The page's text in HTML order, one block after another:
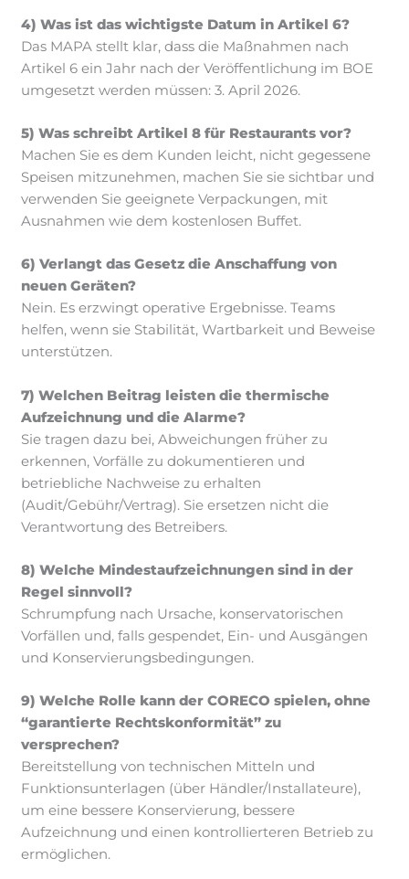
4) Was ist das wichtigste Datum in Artikel 6?
Das MAPA stellt klar, dass die Maßnahmen nach
Artikel 6 ein Jahr nach der Veröffentlichung im BOE
umgesetzt werden müssen: 3. April 2026.
5) Was schreibt Artikel 8 für Restaurants vor?
Machen Sie es dem Kunden leicht, nicht gegessene
Speisen mitzunehmen, machen Sie sie sichtbar und
verwenden Sie geeignete Verpackungen, mit
Ausnahmen wie dem kostenlosen Buffet.
6) Verlangt das Gesetz die Anschaffung von
neuen Geräten?
Nein. Es erzwingt operative Ergebnisse. Teams
helfen, wenn sie Stabilität, Wartbarkeit und Beweise
unterstützen.
7) Welchen Beitrag leisten die thermische
Aufzeichnung und die Alarme?
Sie tragen dazu bei, Abweichungen früher zu
erkennen, Vorfälle zu dokumentieren und
betriebliche Nachweise zu erhalten
(Audit/Gebühr/Vertrag). Sie ersetzen nicht die
Verantwortung des Betreibers.
8) Welche Mindestaufzeichnungen sind in der
Regel sinnvoll?
Schrumpfung nach Ursache, konservatorischen
Vorfällen und, falls gespendet, Ein- und Ausgängen
und Konservierungsbedingungen.
9) Welche Rolle kann der CORECO spielen, ohne
“garantierte Rechtskonformität” zu
versprechen?
Bereitstellung von technischen Mitteln und
Funktionsunterlagen (über Händler/Installateure),
um eine bessere Konservierung, bessere
Aufzeichnung und einen kontrollierteren Betrieb zu
ermöglichen.